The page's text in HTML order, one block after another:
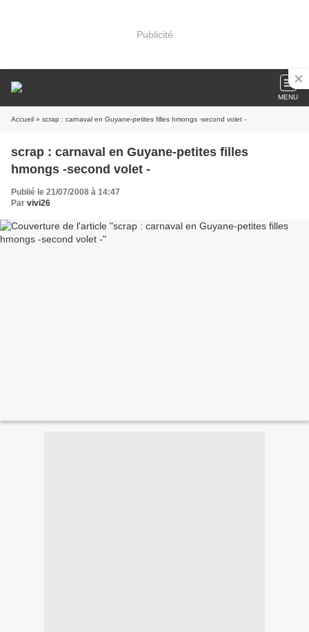
Publicité
MENU
Accueil » scrap : carnaval en Guyane-petites filles hmongs -second volet -
scrap : carnaval en Guyane-petites filles
hmongs -second volet -
Publié le 21/07/2008 à 14:47
Par vivi26